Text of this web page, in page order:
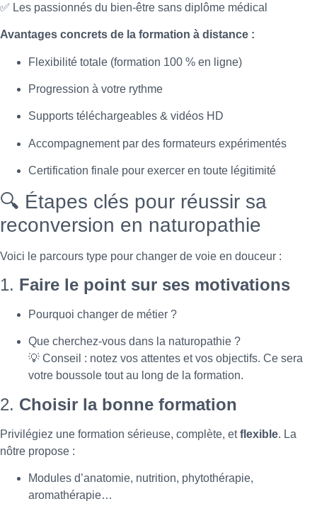
✅ Les passionnés du bien-être sans diplôme médical
Avantages concrets de la formation à distance :
Flexibilité totale (formation 100 % en ligne)
Progression à votre rythme
Supports téléchargeables & vidéos HD
Accompagnement par des formateurs expérimentés
Certification finale pour exercer en toute légitimité
🔍 Étapes clés pour réussir sa
reconversion en naturopathie
Voici le parcours type pour changer de voie en douceur :
1. Faire le point sur ses motivations
Pourquoi changer de métier ?
Que cherchez-vous dans la naturopathie ?
💡 Conseil : notez vos attentes et vos objectifs. Ce sera
votre boussole tout au long de la formation.
2. Choisir la bonne formation
Privilégiez une formation sérieuse, complète, etflexible. La
nôtre propose :
Modules d’anatomie, nutrition, phytothérapie,
aromathérapie…